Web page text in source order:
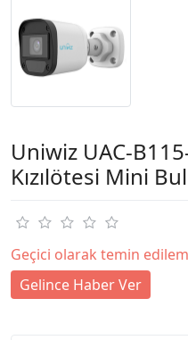
Uniwiz UAC-
Kızılötesi Mini
Geçici olarak temin
Gelince Haber Ver